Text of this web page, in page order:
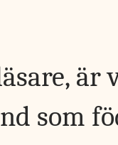
är
som